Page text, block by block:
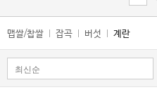
맵쌀/찹쌀 잡곡 버섯 계란